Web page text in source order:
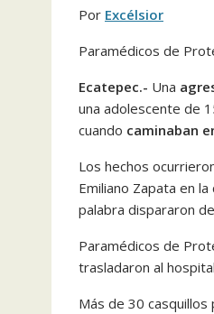
Por Excélsior
Paramédicos de
Ecatepec.- Una
una adolescente de
cuando caminaban
Los hechos
Emiliano Zapata en
palabra dispararon
Paramédicos de
trasladaron al
Más de 30